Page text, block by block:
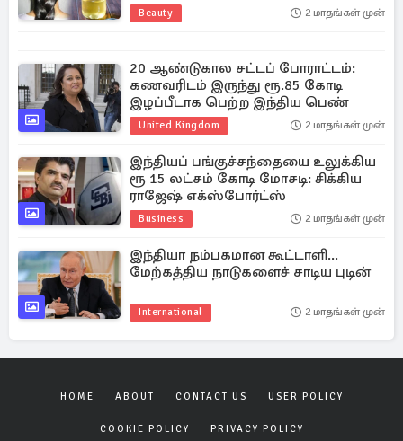
Beauty 2 மாதங்கள் முன்
20 ஆண்டுகால சட்டப் போராட்டம்:
கணவரிடம் இருந்து ரூ.85 கோடி
இழப்பீடாக பெற்ற இந்திய பெண்
United Kingdom 2 மாதங்கள் முன்
இந்தியப் பங்குச்சந்தையை உலுக்கிய
ரூ 15 லட்சம் கோடி மோசடி: சிக்கிய
ராஜேஷ் எக்ஸ்போர்ட்ஸ்
Business 2 மாதங்கள் முன்
இந்தியா நம்பகமான கூட்டாளி...
மேற்கத்திய நாடுகளைச் சாடிய புடின்
International 2 மாதங்கள் முன்
HOME ABOUT CONTACT US USER POLICY
COOKIE POLICY PRIVACY POLICY